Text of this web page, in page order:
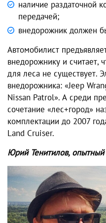
наличие раздаточной
передачей;
внедорожник должен
Автомобилист
внедорожнику и считает,
для леса не существует.
внедорожника: «Jeep
Nissan Patrol». А среди
сочетание «лес+город»
комплектации до 2007
Land Cruiser.
Юрий Тенитилов, опытный